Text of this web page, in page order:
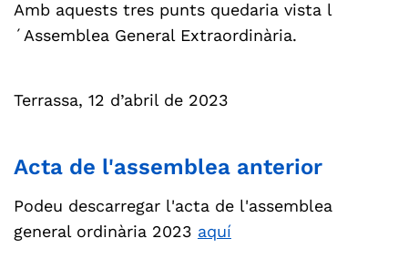
Amb aquests tres punts quedaria vista l
´Assemblea General Extraordinària.
Terrassa, 12 d’abril de 2023
Acta de l'assemblea anterior
Podeu descarregar l'acta de l'assemblea
general ordinària 2023 aquí